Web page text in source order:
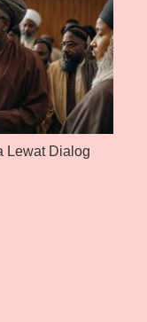
Lewat Dialog